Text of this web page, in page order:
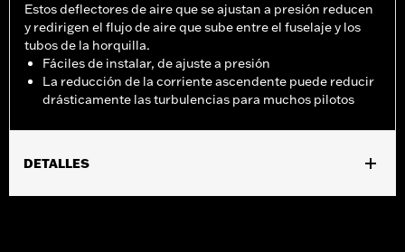
Estos deflectores de aire que se ajustan a presión reducen
y redirigen el flujo de aire que sube entre el fuselaje y los
tubos de la horquilla.
Fáciles de instalar, de ajuste a presión
La reducción de la corriente ascendente puede reducir
drásticamente las turbulencias para muchos pilotos
DETALLES